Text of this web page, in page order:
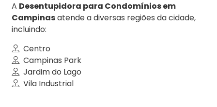
A Desentupidora para Condomínios em
Campinasatende a diversas regiões da cidade,
incluindo:
Centro
Campinas Park
Jardim do Lago
Vila Industrial